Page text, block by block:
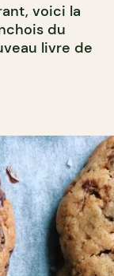
voici la
du
livre de